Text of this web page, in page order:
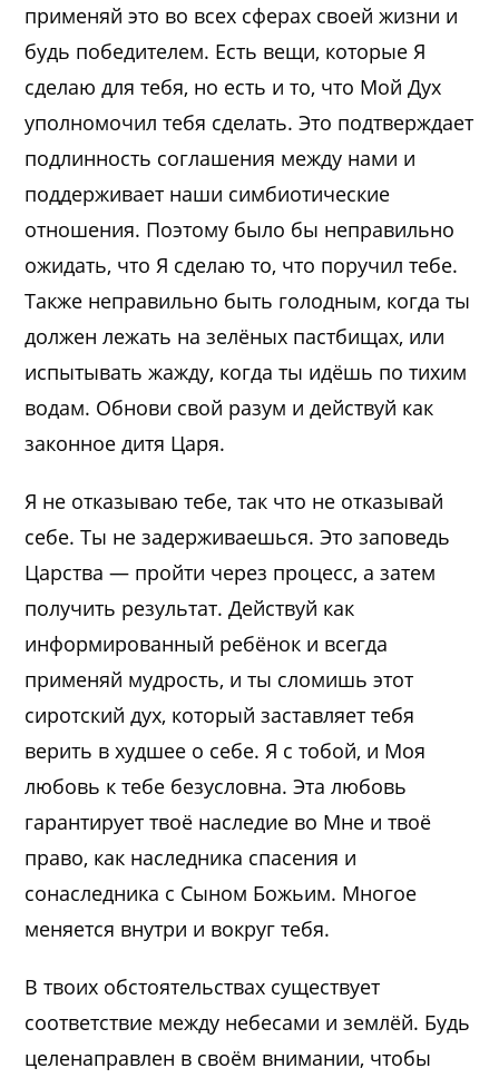
применяй это во всех сферах своей жизни и
будь победителем. Есть вещи, которые Я
сделаю для тебя, но есть и то, что Мой Дух
уполномочил тебя сделать. Это подтверждает
подлинность соглашения между нами и
поддерживает наши симбиотические
отношения. Поэтому было бы неправильно
ожидать, что Я сделаю то, что поручил тебе.
Также неправильно быть голодным, когда ты
должен лежать на зелёных пастбищах, или
испытывать жажду, когда ты идёшь по тихим
водам. Обнови свой разум и действуй как
законное дитя Царя.
Я не отказываю тебе, так что не отказывай
себе. Ты не задерживаешься. Это заповедь
Царства — пройти через процесс, а затем
получить результат. Действуй как
информированный ребёнок и всегда
применяй мудрость, и ты сломишь этот
сиротский дух, который заставляет тебя
верить в худшее о себе. Я с тобой, и Моя
любовь к тебе безусловна. Эта любовь
гарантирует твоё наследие во Мне и твоё
право, как наследника спасения и
сонаследника с Сыном Божьим. Многое
меняется внутри и вокруг тебя.
В твоих обстоятельствах существует
соответствие между небесами и землёй. Будь
целенаправлен в своём внимании, чтобы